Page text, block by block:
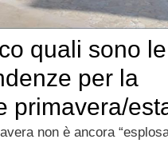
quali sono le
per la
primavera/
non è ancora